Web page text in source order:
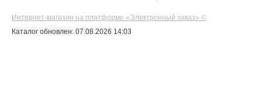
Интернет-магазин на платформе «Электронный заказ» ©
Каталог обновлен: 07.08.2026 14:03